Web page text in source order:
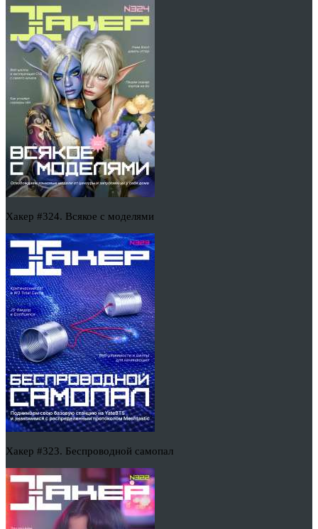
Хакер #324. Всякое с моделями
Хакер #323. Беспроводной самопал